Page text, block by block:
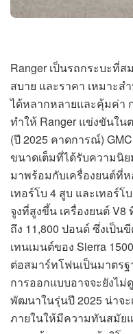
Ranger เป็นรถกระบะที่
สบาย และราคา เหมาะส
ได้หลากหลายและคุ้มค่า
ทำให้ Ranger แข่งขันใน
(ปี 2025 คาดการณ์)
ขนาดเต็มที่ได้รับความนิย
มาพร้อมกับเครื่องยนต์ที่
เทอร์โบ 4 สูบ และเทอร์
จูงที่สูงขึ้น เครื่องยนต์
ถึง 11,800 ปอนด์ ซึ่งเป็
เทนเมนต์ของ Sierra
ต่อสมาร์ทโฟนเป็นมาตร
การออกแบบอาจจะยังไม่
พัฒนาในรุ่นปี 2025 น่าจ
ภายในให้มีความทันสมัย